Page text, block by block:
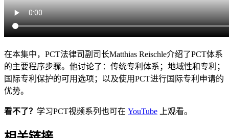
在本集中，PCT法律司副司长Matthias Reischle介绍了PCT体系
的主要程序步骤。他讨论了：传统专利体系；地域性和专利；
国际专利保护的可用选项；以及使用PCT进行国际专利申请的
优势。
看不了？ 学习PCT视频系列也可在 YouTube 上观看。